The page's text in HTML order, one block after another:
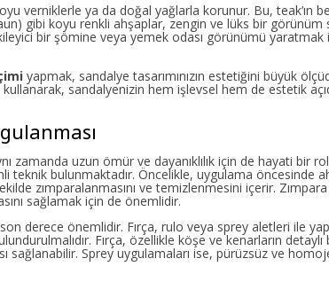
verniklerle ya da doğal yağlarla korunur. Bu, teak’ın
gibi koyu renkli ahşaplar, zengin ve lüks bir görünüm
bir şömine veya yemek odası görünümü yaratmak
yapmak, sandalye tasarımınızın estetiğini büyük
sandalyenizin hem işlevsel hem de estetik
zamanda uzun ömür ve dayanıklılık için de hayati bir rol
teknik bulunmaktadır. Öncelikle, uygulama öncesinde
zımparalanmasını ve temizlenmesini içerir.
sağlamak için de önemlidir.
derece önemlidir. Fırça, rulo veya sprey aletleri ile
Fırça, özellikle köşe ve kenarların detaylı
sağlanabilir. Sprey uygulamaları ise, pürüzsüz ve